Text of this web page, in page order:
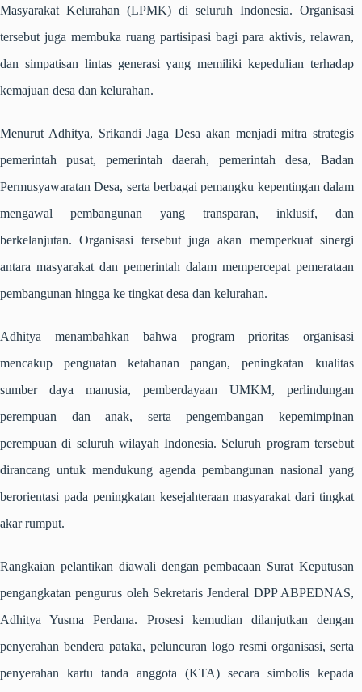
Masyarakat Kelurahan (LPMK) di seluruh Indonesia. Organisasi
tersebut juga membuka ruang partisipasi bagi para aktivis, relawan,
dan simpatisan lintas generasi yang memiliki kepedulian terhadap
kemajuan desa dan kelurahan.
Menurut Adhitya, Srikandi Jaga Desa akan menjadi mitra strategis
pemerintah pusat, pemerintah daerah, pemerintah desa, Badan
Permusyawaratan Desa, serta berbagai pemangku kepentingan dalam
mengawal pembangunan yang transparan, inklusif, dan
berkelanjutan. Organisasi tersebut juga akan memperkuat sinergi
antara masyarakat dan pemerintah dalam mempercepat pemerataan
pembangunan hingga ke tingkat desa dan kelurahan.
Adhitya menambahkan bahwa program prioritas organisasi
mencakup penguatan ketahanan pangan, peningkatan kualitas
sumber daya manusia, pemberdayaan UMKM, perlindungan
perempuan dan anak, serta pengembangan kepemimpinan
perempuan di seluruh wilayah Indonesia. Seluruh program tersebut
dirancang untuk mendukung agenda pembangunan nasional yang
berorientasi pada peningkatan kesejahteraan masyarakat dari tingkat
akar rumput.
Rangkaian pelantikan diawali dengan pembacaan Surat Keputusan
pengangkatan pengurus oleh Sekretaris Jenderal DPP ABPEDNAS,
Adhitya Yusma Perdana. Prosesi kemudian dilanjutkan dengan
penyerahan bendera pataka, peluncuran logo resmi organisasi, serta
penyerahan kartu tanda anggota (KTA) secara simbolis kepada